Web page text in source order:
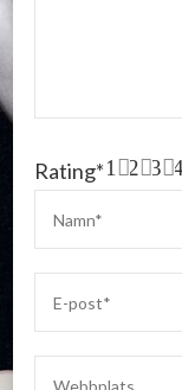
Rating* 3
2
1